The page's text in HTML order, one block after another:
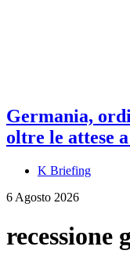
Germania,
oltre le attese
K Briefing
6 Agosto 2026
recessione